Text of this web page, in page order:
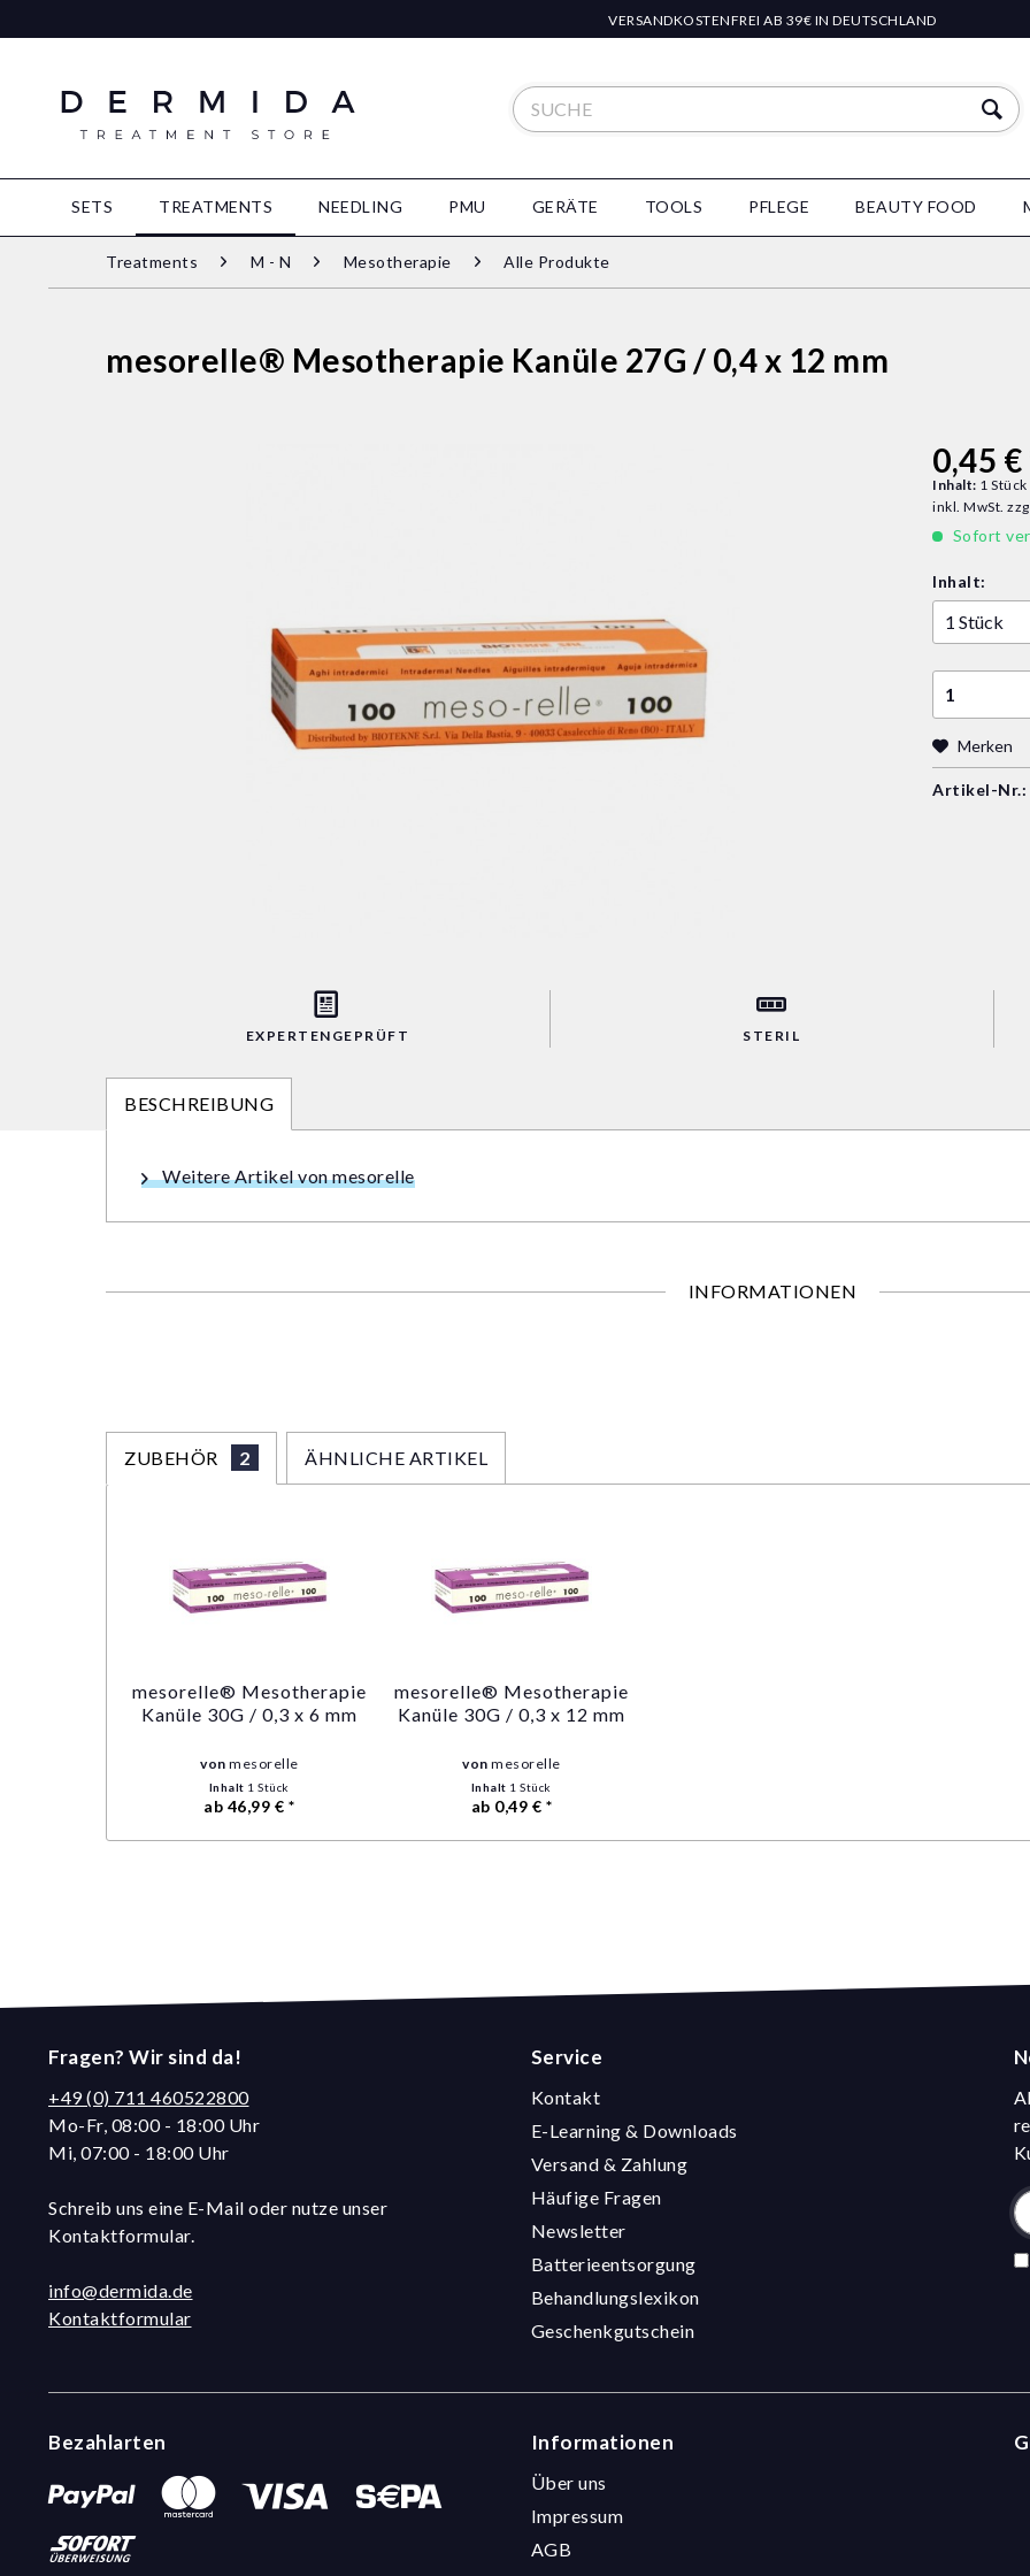
VERSANDKOSTENFREI AB 39€ IN DEUTSCHLAND
SETS TREATMENTS NEEDLING PMU GERÄTE TOOLS PFLEGE BEAUTY FOOD
Treatments M - N Mesotherapie Alle Produkte
mesorelle® Mesotherapie Kanüle 27G / 0,4 x 12 mm
0,45 €
Inhalt: 1 Stück
inkl. MwSt.
Sofort
Inhalt:
Merken
Artikel-Nr.:
EXPERTENGEPRÜFT STERIL
BESCHREIBUNG
Weitere Artikel von mesorelle
INFORMATIONEN
ZUBEHÖR 2 ÄHNLICHE ARTIKEL
mesorelle® Mesotherapie
Kanüle 30G / 0,3 x 6 mm
vonmesorelle
Inhalt 1 Stück
ab 46,99 € *
mesorelle® Mesotherapie
Kanüle 30G / 0,3 x 12 mm
vonmesorelle
Inhalt 1 Stück
ab 0,49 € *
Fragen? Wir sind da!
+49 (0) 711 460522800
Mo-Fr, 08:00 - 18:00 Uhr
Mi, 07:00 - 18:00 Uhr
Schreib uns eine E-Mail oder nutze unser
Kontaktformular.
info@dermida.de
Kontaktformular
Service
Kontakt
E-Learning & Downloads
Versand & Zahlung
Häufige Fragen
Newsletter
Batterieentsorgung
Behandlungslexikon
Geschenkgutschein
Bezahlarten Informationen
Über uns
Impressum
AGB